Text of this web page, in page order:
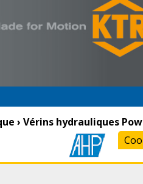
› Vérins hydrauliques